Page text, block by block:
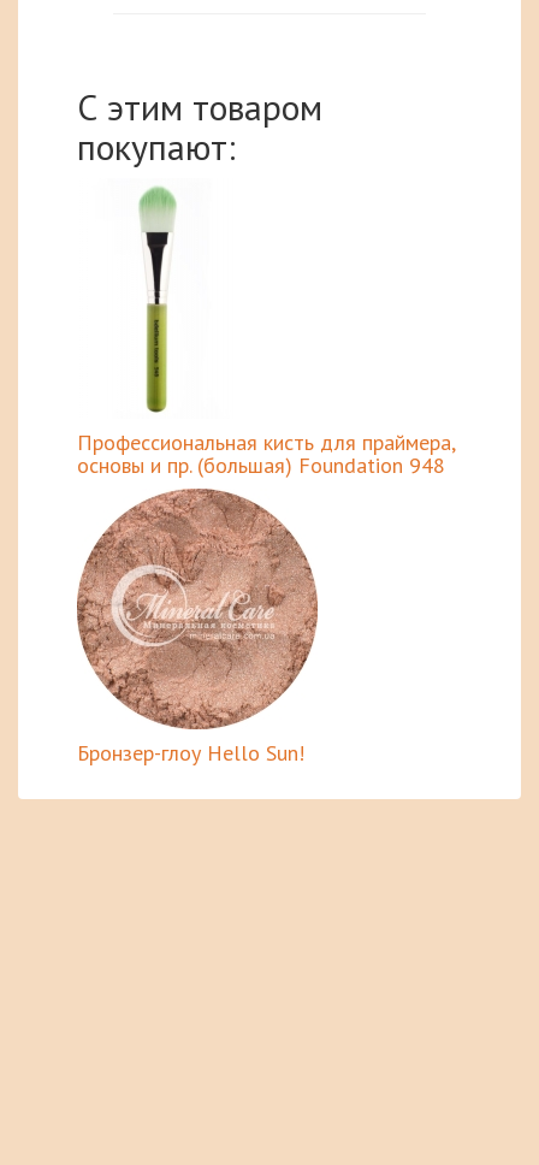
С этим товаром
покупают:
Профессиональная кисть для праймера,
основы и пр. (большая) Foundation 948
Бронзер-глоу Hello Sun!